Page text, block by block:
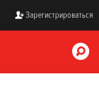
Зарегистрироваться